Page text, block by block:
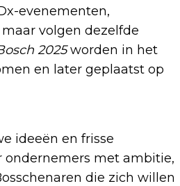
evenementen,
volgen dezelfde
2025worden in het
en later geplaatst op
ideeën en frisse
ondernemers met ambitie,
die zich willen